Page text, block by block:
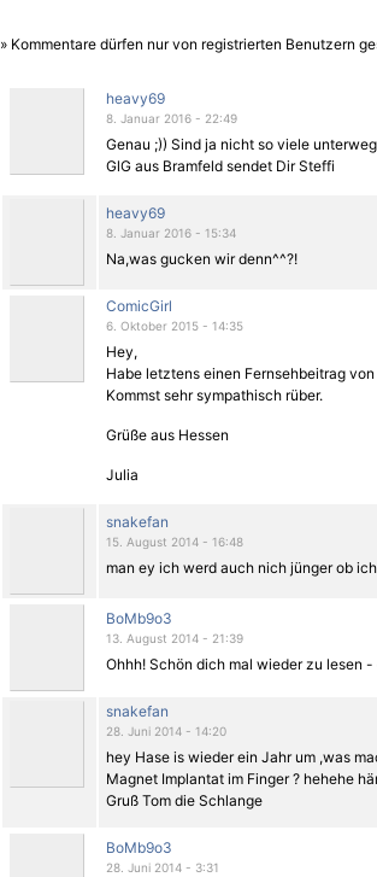
» Kommentare dürfen nur von registrierten Benutzern
heavy69
8. Januar 2016 - 22:49
Genau ;)) Sind ja nicht so viele
GlG aus Bramfeld sendet Dir Steffi
heavy69
8. Januar 2016 - 15:34
Na,was gucken wir denn^^?!
ComicGirl
6. Oktober 2015 - 14:35
Hey,
Habe letztens einen Fernsehbeitrag
Kommst sehr sympathisch rüber.
Grüße aus Hessen
Julia
snakefan
15. August 2014 - 16:48
man ey ich werd auch nich jünger ob
BoMb9o3
13. August 2014 - 21:39
Ohhh! Schön dich mal wieder zu lesen
snakefan
28. Juni 2014 - 14:20
hey Hase is wieder ein Jahr um ,was
Magnet Implantat im Finger ? hehehe
Gruß Tom die Schlange
BoMb9o3
28. Juni 2014 - 3:31